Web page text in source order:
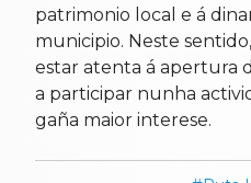
patrimonio local e á
municipio. Neste
estar atenta á apertura
a participar nunha
gaña maior interese.